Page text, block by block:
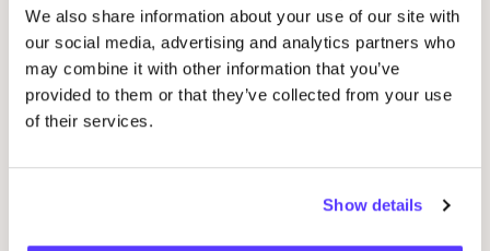
We also share information about your use of our site with
our social media, advertising and analytics partners who
may combine it with other information that you’ve
provided to them or that they’ve collected from your use
of their services.
Show details
Andere evenementen